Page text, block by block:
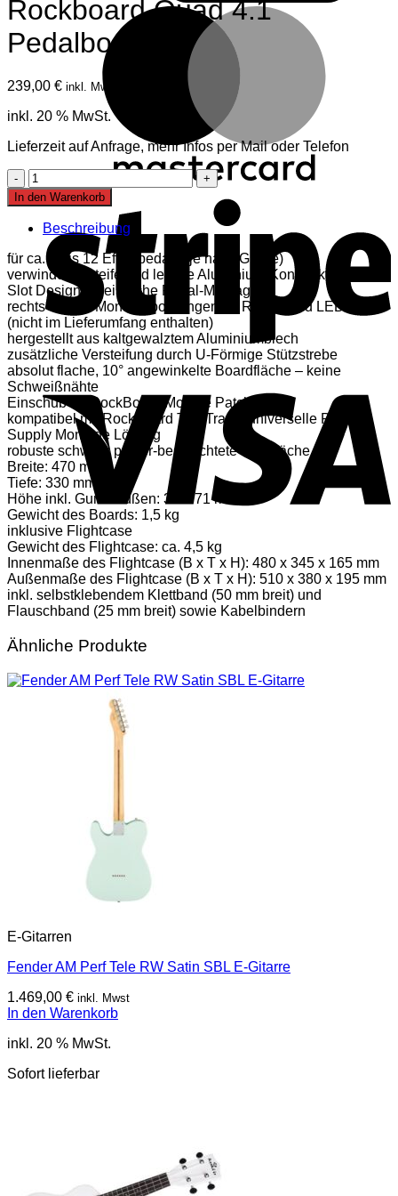
Rockboard Quad 4.1
Pedalboard
239,00 € inkl. Mwst
inkl. 20 % MwSt.
Lieferzeit auf Anfrage, mehr Infos per Mail oder Telefon
Rockboard
Quad
4.1
Pedalboard
Menge
In den Warenkorb
Beschreibung
für ca. 7 bis 12 Effektpedale (je nach Größe)
verwindungssteife und leichte Aluminium-Konstruktion
Slot Design für einfache Pedal-Montage
rechts-seitige Montagebohrungen für RockBoard LED Light
(nicht im Lieferumfang enthalten)
hergestellt aus kaltgewalztem Aluminiumblech
zusätzliche Versteifung durch U-Förmige Stützstrebe
absolut flache, 10° angewinkelte Boardfläche – keine
Schweißnähte
Einschub für RockBoard Module Patchbays
kompatibel mit RockBoard The Tray – universelle Power
Supply Montage Lösung
robuste schwarz pulver-beschichtete Oberfläche
Breite: 470 mm
Tiefe: 330 mm
Höhe inkl. Gummifüßen: 37 – 71 mm
Gewicht des Boards: 1,5 kg
inklusive Flightcase
Gewicht des Flightcase: ca. 4,5 kg
Innenmaße des Flightcase (B x T x H): 480 x 345 x 165 mm
Außenmaße des Flightcase (B x T x H): 510 x 380 x 195 mm
inkl. selbstklebendem Klettband (50 mm breit) und
Flauschband (25 mm breit) sowie Kabelbindern
Ähnliche Produkte
E-Gitarren
Fender AM Perf Tele RW Satin SBL E-Gitarre
1.469,00 € inkl. Mwst
In den Warenkorb
inkl. 20 % MwSt.
Sofort lieferbar